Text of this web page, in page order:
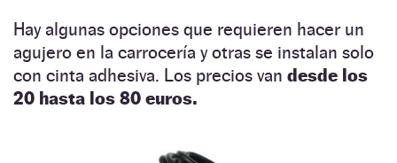
Hay algunas opciones que requieren hacer un
agujero en la carrocería y otras se instalan solo
con cinta adhesiva. Los precios van desde los
20 hasta los 80 euros.